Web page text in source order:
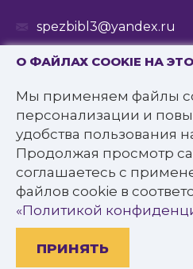
О ФАЙЛАХ COOKIE НА
Мы применяем файлы
персонализации и
удобства пользования
Продолжая просмотр
соглашаетесь с
файлов cookie в
«Политикой
ПРИНЯТЬ
spezbibl3@yandex.ru
© 2016—2022
учреждение культуры
«Белгородская
библиотека для слепых им.
Все права защищены.
Политика
Разработано: